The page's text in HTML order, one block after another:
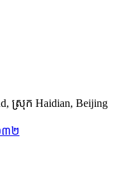
ស្រុក Haidian, Beijing
៣២